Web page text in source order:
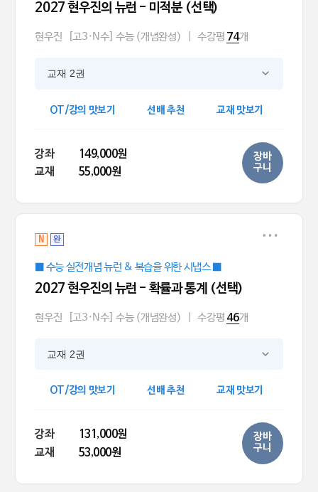
2027 현우진의 뉴런 - 미적분 (선택)
현우진 [고3·N수] 수능 (개념완성) 수강평 74개
교재 2권
OT/강의 맛보기 선배 추천 교재 맛보기
강좌
149,000원
교재
55,000원
장바
구니
N 완
■ 수능 실전개념 뉴런 & 복습을 위한 시냅스 ■
2027 현우진의 뉴런 - 확률과 통계 (선택)
현우진 [고3·N수] 수능 (개념완성) 수강평 46개
교재 2권
OT/강의 맛보기 선배 추천 교재 맛보기
강좌
131,000원
교재
53,000원
장바
구니